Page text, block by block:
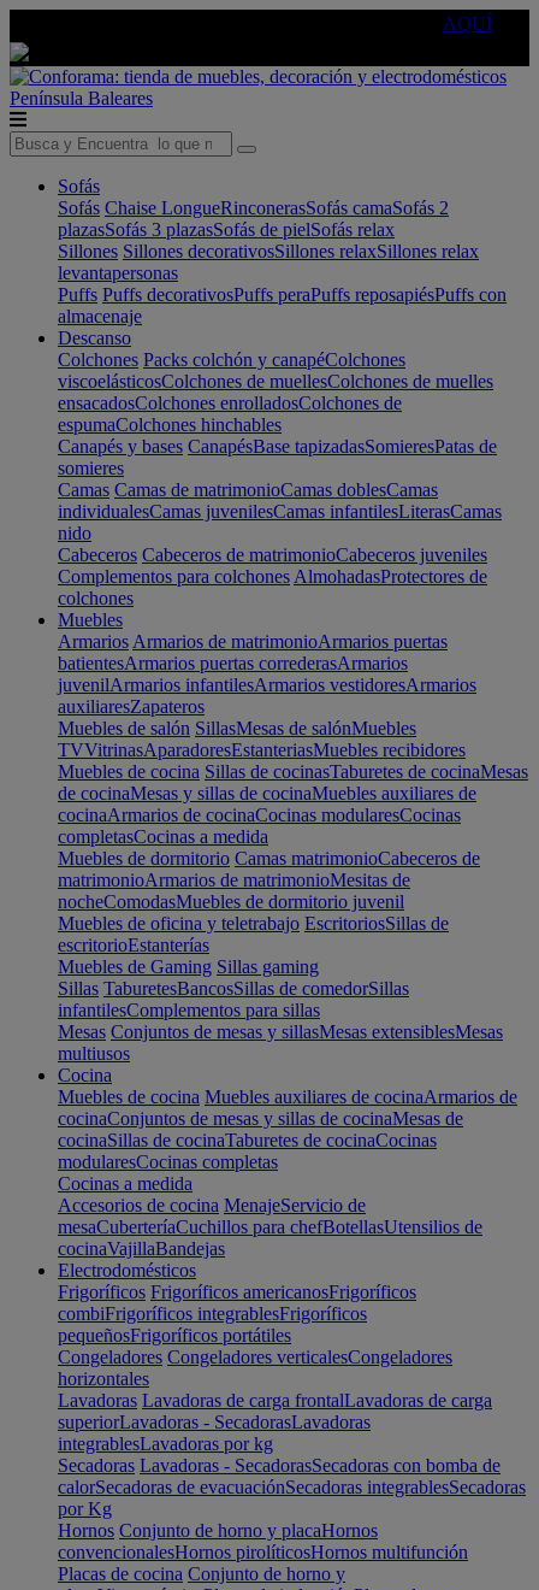
AQUÍ
Península Baleares
Sofás
Sofás Chaise LongueRinconerasSofás camaSofás 2
plazasSofás 3 plazasSofás de pielSofás relax
Sillones Sillones decorativosSillones relaxSillones relax
levantapersonas
Puffs Puffs decorativosPuffs peraPuffs reposapiésPuffs con
almacenaje
Descanso
Colchones Packs colchón y canapéColchones
viscoelásticosColchones de muellesColchones de muelles
ensacadosColchones enrolladosColchones de
espumaColchones hinchables
Canapés y bases CanapésBase tapizadasSomieresPatas de
somieres
Camas Camas de matrimonioCamas doblesCamas
individualesCamas juvenilesCamas infantilesLiterasCamas
nido
Cabeceros Cabeceros de matrimonioCabeceros juveniles
Complementos para colchones AlmohadasProtectores de
colchones
Muebles
Armarios Armarios de matrimonioArmarios puertas
batientesArmarios puertas correderasArmarios
juvenilArmarios infantilesArmarios vestidoresArmarios
auxiliaresZapateros
Muebles de salón SillasMesas de salónMuebles
TVVitrinasAparadoresEstanteriasMuebles recibidores
Muebles de cocina Sillas de cocinasTaburetes de cocinaMesas
de cocinaMesas y sillas de cocinaMuebles auxiliares de
cocinaArmarios de cocinaCocinas modularesCocinas
completasCocinas a medida
Muebles de dormitorio Camas matrimonioCabeceros de
matrimonioArmarios de matrimonioMesitas de
nocheComodasMuebles de dormitorio juvenil
Muebles de oficina y teletrabajo EscritoriosSillas de
escritorioEstanterías
Muebles de Gaming Sillas gaming
Sillas TaburetesBancosSillas de comedorSillas
infantilesComplementos para sillas
Mesas Conjuntos de mesas y sillasMesas extensiblesMesas
multiusos
Cocina
Muebles de cocina Muebles auxiliares de cocinaArmarios de
cocinaConjuntos de mesas y sillas de cocinaMesas de
cocinaSillas de cocinaTaburetes de cocinaCocinas
modularesCocinas completas
Cocinas a medida
Accesorios de cocina MenajeServicio de
mesaCuberteríaCuchillos para chefBotellasUtensilios de
cocinaVajillaBandejas
Electrodomésticos
Frigoríficos Frigoríficos americanosFrigoríficos
combiFrigoríficos integrablesFrigoríficos
pequeñosFrigoríficos portátiles
Congeladores Congeladores verticalesCongeladores
horizontales
Lavadoras Lavadoras de carga frontalLavadoras de carga
superiorLavadoras - SecadorasLavadoras
integrablesLavadoras por kg
Secadoras Lavadoras - SecadorasSecadoras con bomba de
calorSecadoras de evacuaciónSecadoras integrablesSecadoras
por Kg
Hornos Conjunto de horno y placaHornos
convencionalesHornos pirolíticosHornos multifunción
Placas de cocina Conjunto de horno y